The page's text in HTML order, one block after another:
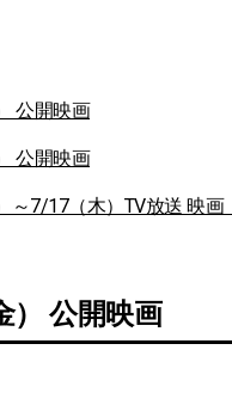
公開映画
公開映画
～7/17（木）TV放送 映画
） 公開映画